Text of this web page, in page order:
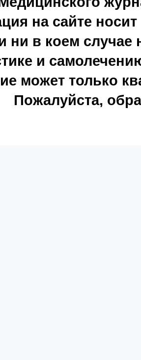
на сайте
ни в коем
и
может только
Пожалуйста,